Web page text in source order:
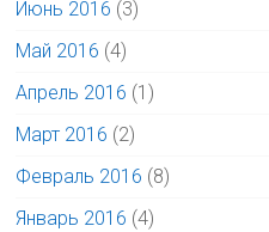
Июнь 2016 (3)
Май 2016 (4)
Апрель 2016 (1)
Март 2016 (2)
Февраль 2016 (8)
Январь 2016 (4)